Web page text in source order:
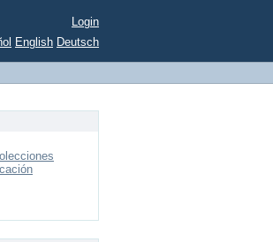
Login
English Deutsch